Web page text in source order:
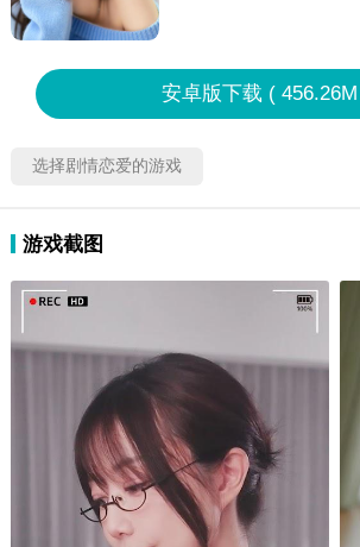
安卓版下载 (
选择剧情恋爱的游戏
游戏截图